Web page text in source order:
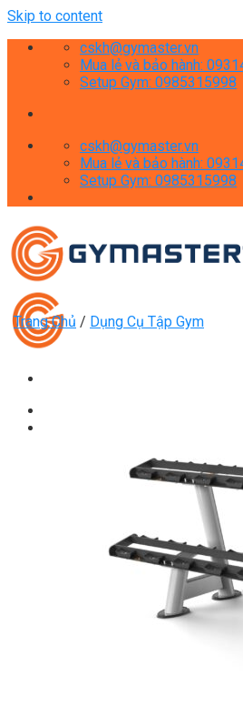
Skip to content
cskh@gymaster.vn
Mua lẻ và bảo hành:
Setup Gym: 0985315998
cskh@gymaster.vn
Mua lẻ và bảo hành:
Setup Gym: 0985315998
Máy Chạy Bộ
Xe Đạp Tập Thể Dục
Máy Tập Thể Dục (
Xe Đạp Tập Thể Dục
Xe đạp ngồi có tựa
Máy Trượt Tuyết
Máy Chèo Thuyền
Máy Leo Cầu Thang
Máy Rung Bụng
Trang Chủ / Dụng Cụ Tập Gym